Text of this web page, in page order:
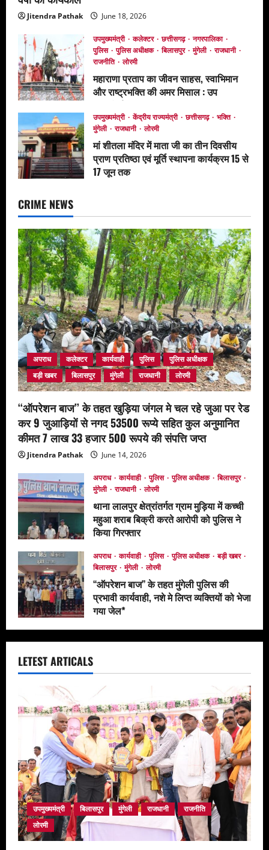
Jitendra Pathak June 18, 2026
उपमुख्यमंत्री कलेक्टर छत्तीसगढ़
नगरपालिका
पुलिस
पुलिस अधीक्षक बिलासपुर मुंगेली
राजधानी
राजनीति
लोरमी
महाराणा प्रताप का जीवन साहस, स्वाभिमान
और राष्ट्रभक्ति की अमर मिसाल : उप
मुख्यमंत्री अरुण साव*
June 17, 2026
उपमुख्यमंत्री केंद्रीय राज्यमंत्री छत्तीसगढ़
भक्ति
मुंगेली
राजधानी लोरमी
मां शीतला मंदिर में माता जी का तीन दिवसीय
प्राण प्रतिष्ठा एवं मूर्ति स्थापना कार्यक्रम 15 से
17 जून तक
CRIME NEWS
अपराध कलेक्टर कार्यवाही पुलिस
पुलिस अधीक्षक
बड़ी खबर
बिलासपुर मुंगेली राजधानी लोरमी
‘‘ऑपरेशन बाज’’ के तहत खुड़िया जंगल मे चल रहे जुआ पर रेड
कर 9 जुआड़ियों से नगद 53500 रूप्ये सहित कुल अनुमानित
कीमत 7 लाख 33 हजार 500 रूपये की संपत्ति जप्त
Jitendra Pathak June 14, 2026
अपराध कार्यवाही पुलिस पुलिस अधीक्षक
बिलासपुर
मुंगेली
राजधानी लोरमी
थाना लालपुर क्षेत्रांतर्गत ग्राम मुड़िया में कच्ची
महुआ शराब बिक्री करते आरोपी को पुलिस ने
किया गिरफ्तार
अपराध कार्यवाही पुलिस पुलिस अधीक्षक
बड़ी खबर
बिलासपुर
मुंगेली लोरमी
‘‘ऑपरेशन बाज’’ के तहत मुंगेली पुलिस की
प्रभावी कार्यवाही, नशे मे लिप्त व्यक्तियों को भेजा
गया जेल*
LETEST ARTICALS
उपमुख्यमंत्री बिलासपुर मुंगेली राजधानी
राजनीति
लोरमी